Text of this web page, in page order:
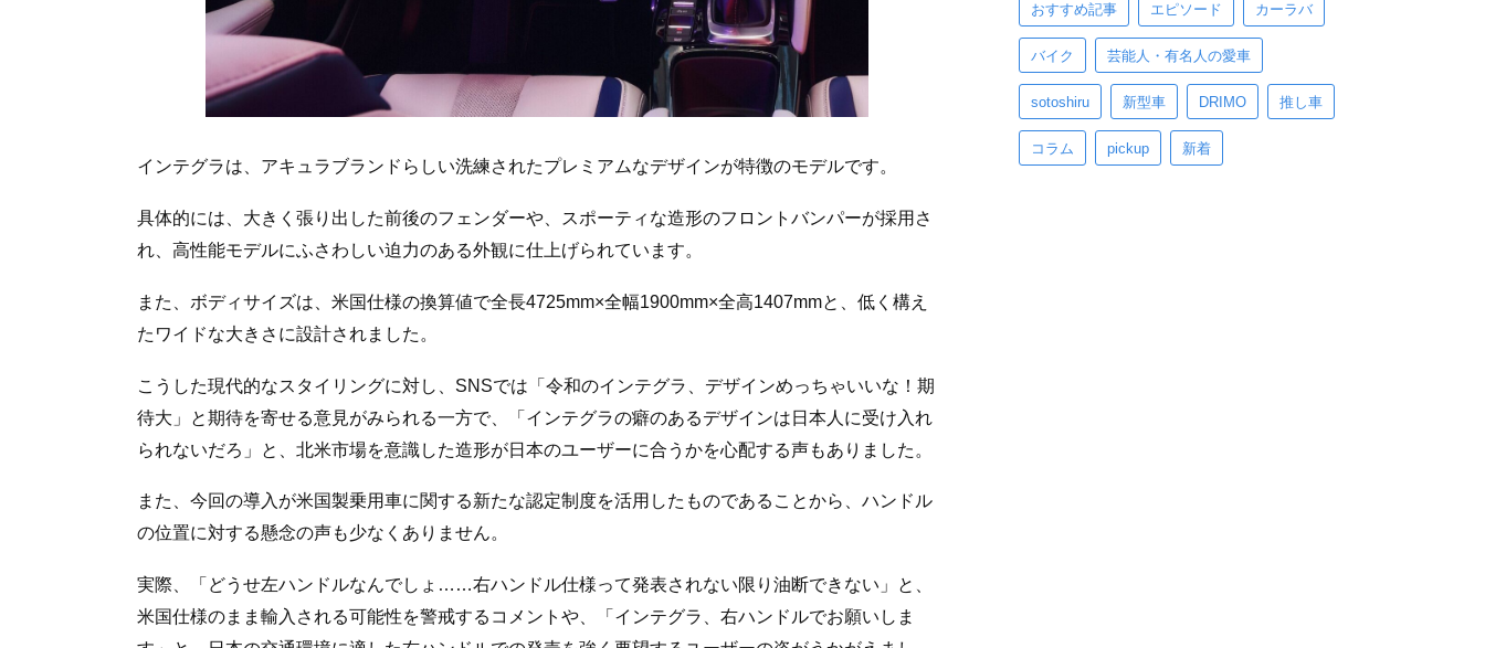
インテグラは、アキュラブランドらしい洗練されたプレミアムなデザインが特徴のモデルです。
具体的には、大きく張り出した前後のフェンダーや、スポーティな造形のフロントバンパーが採用さ
れ、高性能モデルにふさわしい迫力のある外観に仕上げられています。
また、ボディサイズは、米国仕様の換算値で全長4725mm×全幅1900mm×全高1407mmと、低く構え
たワイドな大きさに設計されました。
こうした現代的なスタイリングに対し、SNSでは「令和のインテグラ、デザインめっちゃいいな！期
待大」と期待を寄せる意見がみられる一方で、「インテグラの癖のあるデザインは日本人に受け入れ
られないだろ」と、北米市場を意識した造形が日本のユーザーに合うかを心配する声もありました。
また、今回の導入が米国製乗用車に関する新たな認定制度を活用したものであることから、ハンドル
の位置に対する懸念の声も少なくありません。
実際、「どうせ左ハンドルなんでしょ……右ハンドル仕様って発表されない限り油断できない」と、
米国仕様のまま輸入される可能性を警戒するコメントや、「インテグラ、右ハンドルでお願いしま
おすすめ記事 エピソード カーラバ
バイク 芸能人・有名人の愛車
sotoshiru 新型車 DRIMO 推し車
コラム pickup 新着